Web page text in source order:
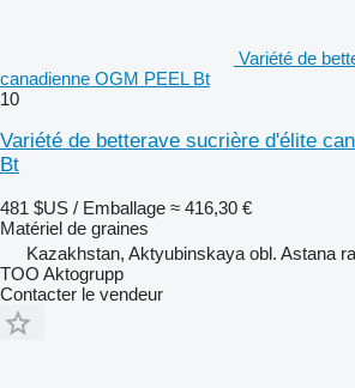
Variété de
canadienne OGM PEEL Bt
10
Variété de betterave sucrière d'élite
Bt
481 $US / Emballage ≈ 416,30 €
Matériel de graines
Kazakhstan, Aktyubinskaya obl. Astana
TOO Aktogrupp
Contacter le vendeur